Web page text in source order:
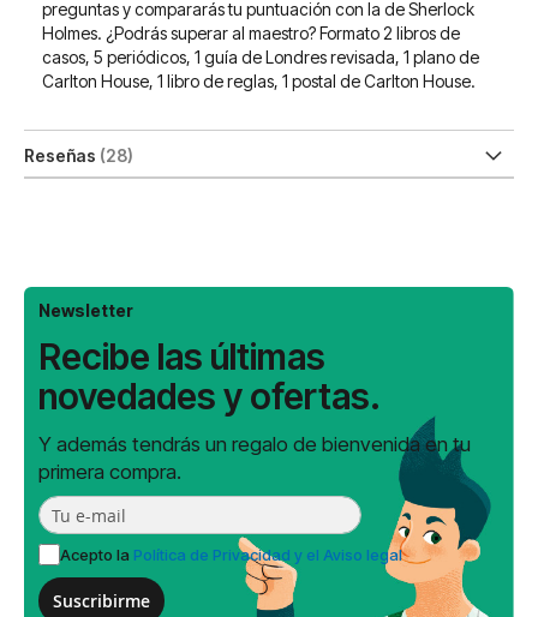
preguntas y compararás tu puntuación con la de Sherlock
Holmes. ¿Podrás superar al maestro? Formato 2 libros de
casos, 5 periódicos, 1 guía de Londres revisada, 1 plano de
Carlton House, 1 libro de reglas, 1 postal de Carlton House.
Reseñas 28
Newsletter
Recibe las últimas
novedades y ofertas.
Y además tendrás un regalo de bienvenida en tu
primera compra.
Acepto la Política de Privacidad y el Aviso legal
Suscribirme